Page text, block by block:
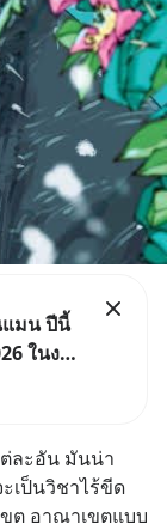
มน ปีนี้
ในงาน
ชิตัน มา
จ
ละอัน มันน่า
เป็นวิชาไร้ขีด
ต อาณาเขตแบบ